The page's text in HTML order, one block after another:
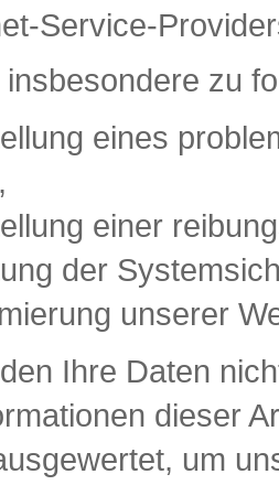
Service-
zu
eines
einer
der
unserer
Ihre Daten
dieser
um